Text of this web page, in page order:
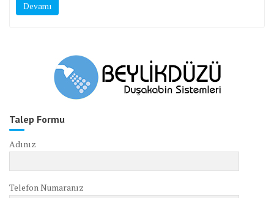
Devamı
Talep Formu
Adınız
Telefon Numaranız